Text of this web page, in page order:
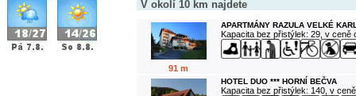
V okolí 10 km najdete
91 m
APARTMÁNY RAZULA VELKÉ
Kapacita bez přistýlek: 29, v ceně
HOTEL DUO *** HORNÍ BEČVA
Kapacita bez přistýlek: 140, v